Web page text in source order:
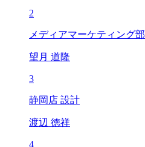
2
メディアマーケティング部
望月 道隆
3
静岡店 設計
渡辺 徳祥
4